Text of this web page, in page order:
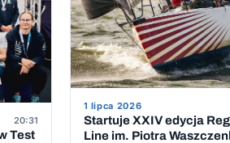
20:31
Test
1 lipca 2026
Startuje XXIV edycja
Line im. Piotra